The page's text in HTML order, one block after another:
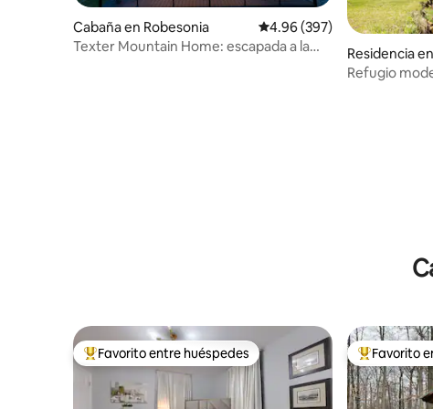
Cabaña en Robesonia Calificación promedio: 4.96
4.96 (397)
Texter Mountain Home: escapada a la
Residencia
Refugio
De los mejores en Favorito entre huéspedes
Favorito entre huéspedes De los
Favorito